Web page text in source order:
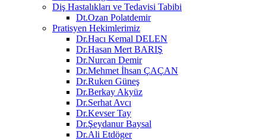
Diş Hastalıkları ve Tedavisi Tabibi
Dt.Ozan Polatdemir
Pratisyen Hekimlerimiz
Dr.Hacı Kemal DELEN
Dr.Hasan Mert BARIŞ
Dr.Nurcan Demir
Dr.Mehmet İhsan ÇAÇAN
Dr.Ruken Güneş
Dr.Berkay Akyüz
Dr.Serhat Avcı
Dr.Kevser Tay
Dr.Şeydanur Baysal
Dr.Ali Etdöger